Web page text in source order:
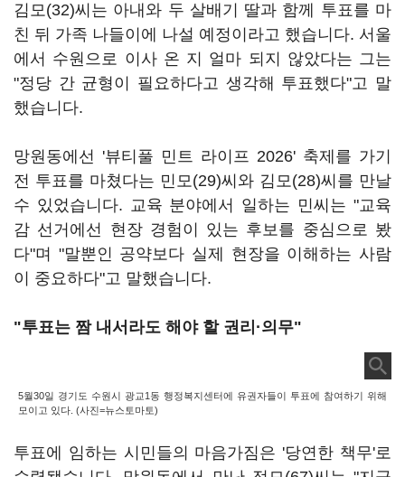
김모(32)씨는 아내와 두 살배기 딸과 함께 투표를 마
친 뒤 가족 나들이에 나설 예정이라고 했습니다. 서울
에서 수원으로 이사 온 지 얼마 되지 않았다는 그는
"정당 간 균형이 필요하다고 생각해 투표했다"고 말
했습니다.
망원동에선 '뷰티풀 민트 라이프 2026' 축제를 가기
전 투표를 마쳤다는 민모(29)씨와 김모(28)씨를 만날
수 있었습니다. 교육 분야에서 일하는 민씨는 "교육
감 선거에선 현장 경험이 있는 후보를 중심으로 봤
다"며 "말뿐인 공약보다 실제 현장을 이해하는 사람
이 중요하다"고 말했습니다.
"투표는 짬 내서라도 해야 할 권리·의무"
5월30일 경기도 수원시 광교1동 행정복지센터에 유권자들이 투표에 참여하기 위해
모이고 있다. (사진=뉴스토마토)
투표에 임하는 시민들의 마음가짐은 '당연한 책무'로